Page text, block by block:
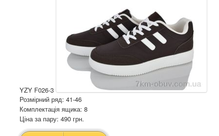
YZY F026-3
Розмірний ряд: 41-46
Комплектація ящика: 8
Ціна за пару: 490 грн.